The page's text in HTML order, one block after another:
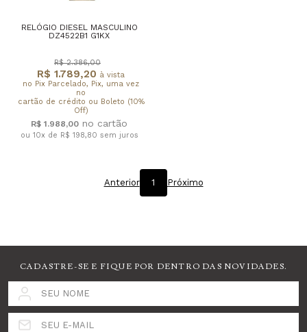
RELÓGIO DIESEL MASCULINO
DZ4522B1 G1KX
R$ 1.789,20 à vista
no Pix Parcelado, Pix, uma vez
no
cartão de crédito ou Boleto (10%
Off)
R$ 2.386,00
R$ 1.988,00
ou 10x de R$ 198,80 sem juros
Anterior 1 Próximo
CADASTRE-SE E FIQUE POR DENTRO DAS NOVIDADES.
SEU NOME
SEU E-MAIL